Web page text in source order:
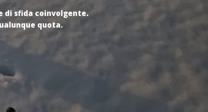
di sfida coinvolgente.
quota.
di sfida coinvolgente.
quota.